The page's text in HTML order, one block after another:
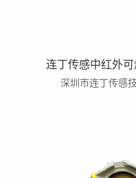
连丁传感中红外
深圳市连丁传感